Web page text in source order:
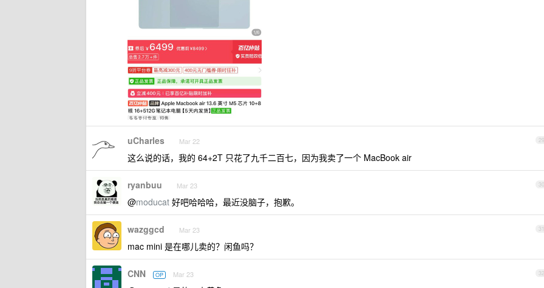
29
uCharles Mar 22
这么说的话，我的 64+2T 只花了九千二百七，因为我卖了一个 MacBook air
30
ryanbuu Mar 23
@moducat 好吧哈哈哈，最近没脑子，抱歉。
31
wazggcd Mar 23
mac mini 是在哪儿卖的？闲鱼吗？
32
CNN OP Mar 23